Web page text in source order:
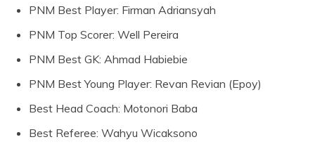
PNM Best Player: Firman Adriansyah
PNM Top Scorer: Well Pereira
PNM Best GK: Ahmad Habiebie
PNM Best Young Player: Revan Revian (Epoy)
Best Head Coach: Motonori Baba
Best Referee: Wahyu Wicaksono